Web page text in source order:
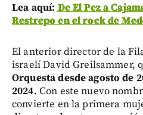
Lea aquí: De El Pez a
Restrepo en el rock de
El anterior director de la
israelí David Greilsammer,
Orquesta desde agosto de
2024. Con este nuevo
convierte en la primera